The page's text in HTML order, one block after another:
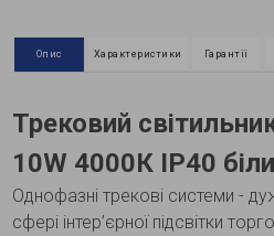
Опис Характеристики Гарантії
Трековий
10W 4000К IP40
Однофазні трекові системи -
сфері інтер’єрної підсвітки